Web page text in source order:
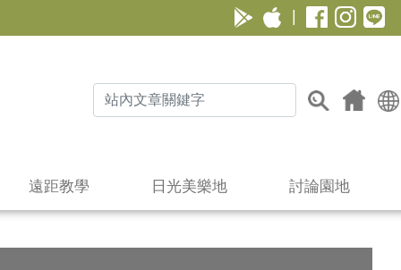
遠距教學 日光美樂地 討論園地